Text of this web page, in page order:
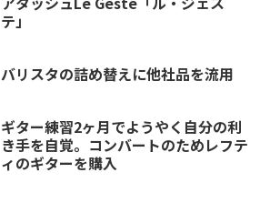
テ」
バリスタの詰め替えに他社品を流用
ギター練習2ヶ月でようやく自分の利
き手を自覚。コンバートのためレフテ
ィのギターを購入